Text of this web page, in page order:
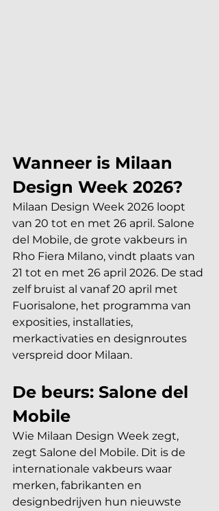
Wanneer is Milaan
Design Week 2026?
Milaan Design Week 2026 loopt
van 20 tot en met 26 april. Salone
del Mobile, de grote vakbeurs in
Rho Fiera Milano, vindt plaats van
21 tot en met 26 april 2026. De stad
zelf bruist al vanaf 20 april met
Fuorisalone, het programma van
exposities, installaties,
merkactivaties en designroutes
verspreid door Milaan.
De beurs: Salone del
Mobile
Wie Milaan Design Week zegt,
zegt Salone del Mobile. Dit is de
internationale vakbeurs waar
merken, fabrikanten en
designbedrijven hun nieuwste